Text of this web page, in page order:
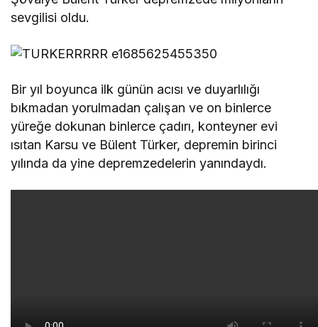
sevgilisi oldu.
Bir yıl boyunca ilk günün acısı ve duyarlılığı
bıkmadan yorulmadan çalışan ve on binlerce
yüreğe dokunan binlerce çadırı, konteyner evi
ısıtan Karsu ve Bülent Türker, depremin birinci
yılında da yine depremzedelerin yanındaydı.